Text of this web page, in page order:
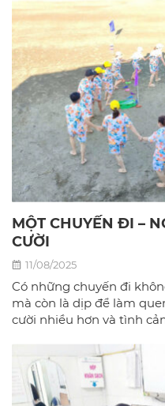
MỘT CHUYẾN ĐI –
CƯỜI
11/08/2025
Có những chuyến đi
mà còn là dịp để làm
cười nhiều hơn và tình